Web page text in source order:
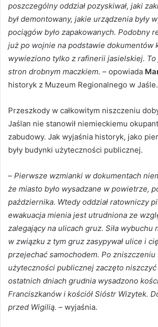
poszczególny oddział pozyskiwał, jaki
był demontowany, jakie urządzenia były
pociągów było zapakowanych. Podobny
już po wojnie na podstawie dokumentów
wywieziono tylko z rafinerii jasielskiej.
stron drobnym maczkiem. – opowiada
historyk z Muzeum Regionalnego w Jaśle.
Przeszkody w całkowitym niszczeniu
Jaślan nie stanowił niemieckiemu
zabudowy. Jak wyjaśnia historyk, jako
były budynki użyteczności publicznej.
– Pierwsze wzmianki w dokumentach
że miasto było wysadzane w powietrze,
października. Wtedy oddział ratowniczy
ewakuacja mienia jest utrudniona ze
zalegający na ulicach gruz. Siła wybuchu
w związku z tym gruz zasypywał ulice i
przejechać samochodem. Po
użyteczności publicznej zaczęto niszczyć
ostatnich dniach grudnia wysadzono
Franciszkanów i kościół Sióstr Wizytek.
przed Wigilią. – wyjaśnia.